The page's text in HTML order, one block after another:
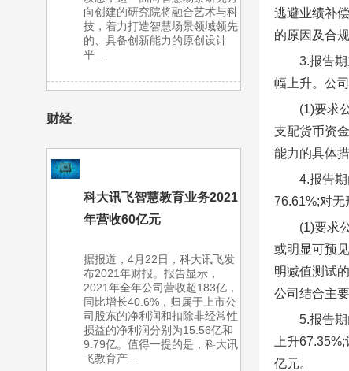
向创建的研究院将融合艺术与科
技，着力打造智慧场景领域领先
的、具备创新能力的原创设计
平...
财经
科大讯飞智慧教育业务2021
年营收60亿元
据报道，4月22日，科大讯飞发
布2021年财报。报告显示，
2021年全年公司营收超183亿，
同比增长40.6%，归属于上市公
司股东的净利润和扣除非经常性
损益的净利润分别为15.56亿和
9.79亿。值得一提的是，科大讯
飞教育产...
逃避业绩补
的原因及合规
3.报告
幅上升。公
(1)要求
支配货币资
能力的具体
4.报告
76.61%;对无
(1)要求
或明显可预
明减值测试
公司结合主
5.报告
上升
亿元。